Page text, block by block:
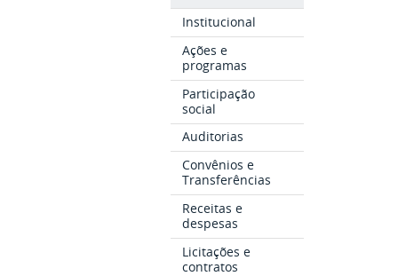
Institucional
Ações e
programas
Participação
social
Auditorias
Convênios e
Transferências
Receitas e
despesas
Licitações e
contratos